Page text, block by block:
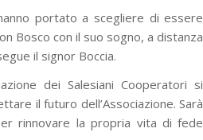
portato a scegliere di essere
Bosco con il suo sogno, a distanza
il signor Boccia.
dei Salesiani Cooperatori si
il futuro dell’Associazione. Sarà
rinnovare la propria vita di fede